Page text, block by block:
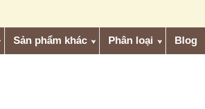
Sản phẩm khác Phân loại Blog